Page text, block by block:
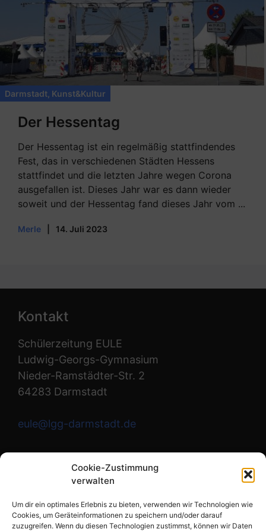
Cookie-Zustimmung
verwalten
Um dir ein optimales Erlebnis zu bieten, verwenden wir Technologien wie
Cookies, um Geräteinformationen zu speichern und/oder darauf
zuzugreifen. Wenn du diesen Technologien zustimmst, können wir Daten
Darmstadt Kunst&Kultur
Der Hessentag
Der Hessentag ist ein regelmäßig stattfindendes
Fest, das in verschiedenen Städten Hessens
stattfindet und die letzten Jahre wegen Corona
ausgefallen ist. Dieses Jahr war es dann wieder
soweit und der Hessentag fand dieses Jahr vom ...
Merle 14. Juli 2023
Kontakt
Schülerzeitung EULE
Ludwig-Georgs-Gymnasium
Nieder-Ramstädter-Str. 2
64283 Darmstadt
eule@lgg-darmstadt.de
Wir sind die Redaktion.
Instagram